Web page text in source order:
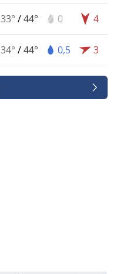
33° /44° 0 4
34° /44° 0,5 3